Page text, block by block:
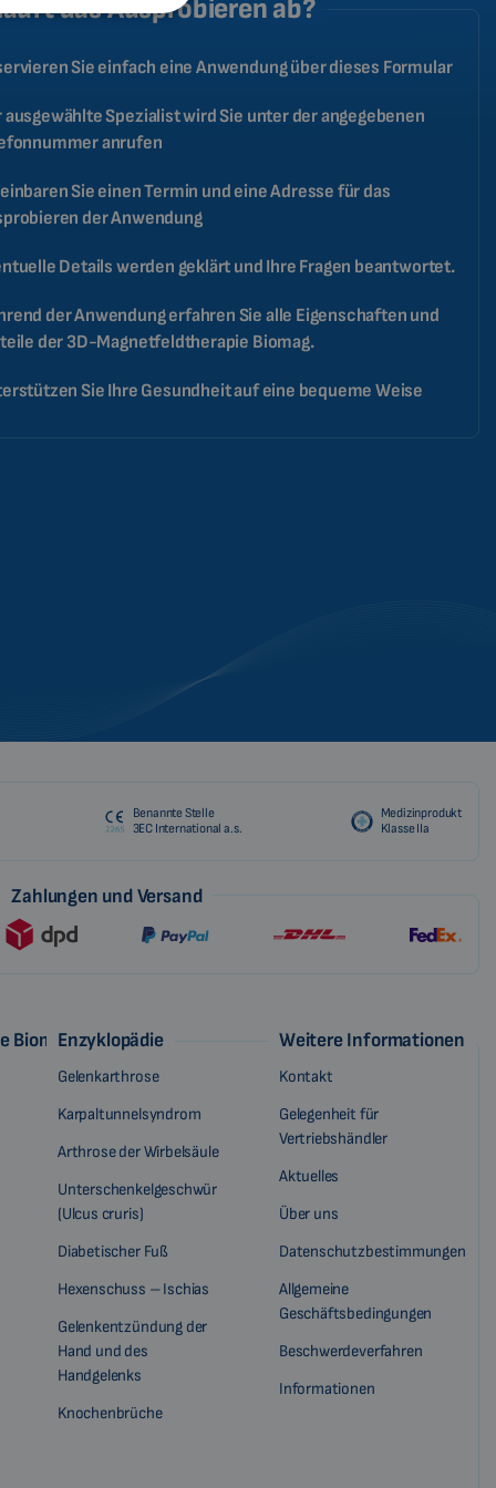
das Ausprobieren ab?
Sie einfach eine Anwendung über dieses Formular
ausgewählte Spezialist wird Sie unter der angegebenen
anrufen
Sie einen Termin und eine Adresse für das
der Anwendung
Details werden geklärt und Ihre Fragen beantwortet.
der Anwendung erfahren Sie alle Eigenschaften und
der 3D-Magnetfeldtherapie Biomag.
Sie Ihre Gesundheit auf eine bequeme Weise
Benannte Stelle
3EC International a.s.
Medizinprodukt
Klasse IIa
Zahlungen und Versand
BiomagEnzyklopädie
Gelenkarthrose
Karpaltunnelsyndrom
Arthrose der Wirbelsäule
Unterschenkelgeschwür
(Ulcus cruris)
Diabetischer Fuß
Hexenschuss – Ischias
Gelenkentzündung der
Hand und des
Handgelenks
Knochenbrüche
Weitere Informationen
Kontakt
Gelegenheit für
Vertriebshändler
Aktuelles
Über uns
Datenschutzbestimmungen
Allgemeine
Geschäftsbedingungen
Beschwerdeverfahren
Informationen
FRENCH
CATALAN
MALAYSIAN
CHINESE (TRADITIONAL)
CZECH